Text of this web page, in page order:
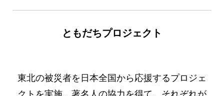
ともだちプロジェクト
東北の被災者を日本全国から応援するプロジェ
クトを実施、著名人の協力を得て、それぞれが